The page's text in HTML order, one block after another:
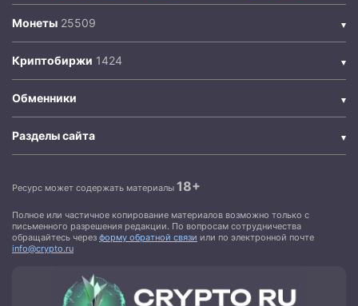
Монеты
Криптобиржи
Обменники
Разделы сайта
Ресурс может содержать материалы 18+
Полное или частичное копирование материалов возможно только с
письменного разрешения редакции. По вопросам сотрудничества
обращайтесь через форму обратной связи или по электронной почте
info@crypto.ru